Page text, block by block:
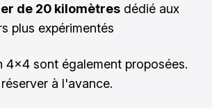
de 20 kilomètres dédié aux
plus expérimentés
4x4 sont également proposées.
à l'avance.